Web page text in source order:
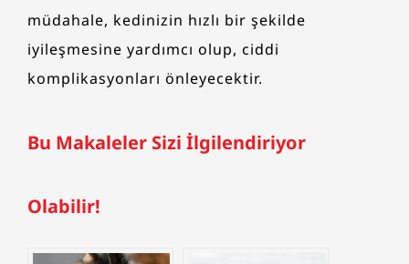
müdahale, kedinizin hızlı bir şekilde
iyileşmesine yardımcı olup, ciddi
komplikasyonları önleyecektir.
Bu Makaleler Sizi İlgilendiriyor
Olabilir!